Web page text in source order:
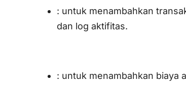
: untuk menambahkan
dan log aktifitas.
: untuk menambahkan biaya